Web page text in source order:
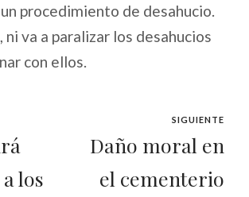
procedimiento de desahucio.
ni va a paralizar los desahucios
con ellos.
los
SIGUIENTE
Daño moral en
el cementerio